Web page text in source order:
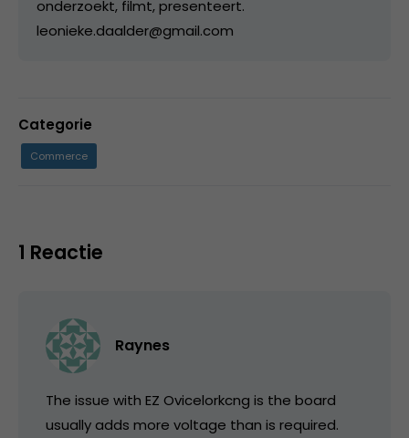
onderzoekt, filmt, presenteert.
leonieke.daalder@gmail.com
Categorie
Commerce
1 Reactie
Raynes
The issue with EZ Ovicelorkcng is the board
usually adds more voltage than is required.